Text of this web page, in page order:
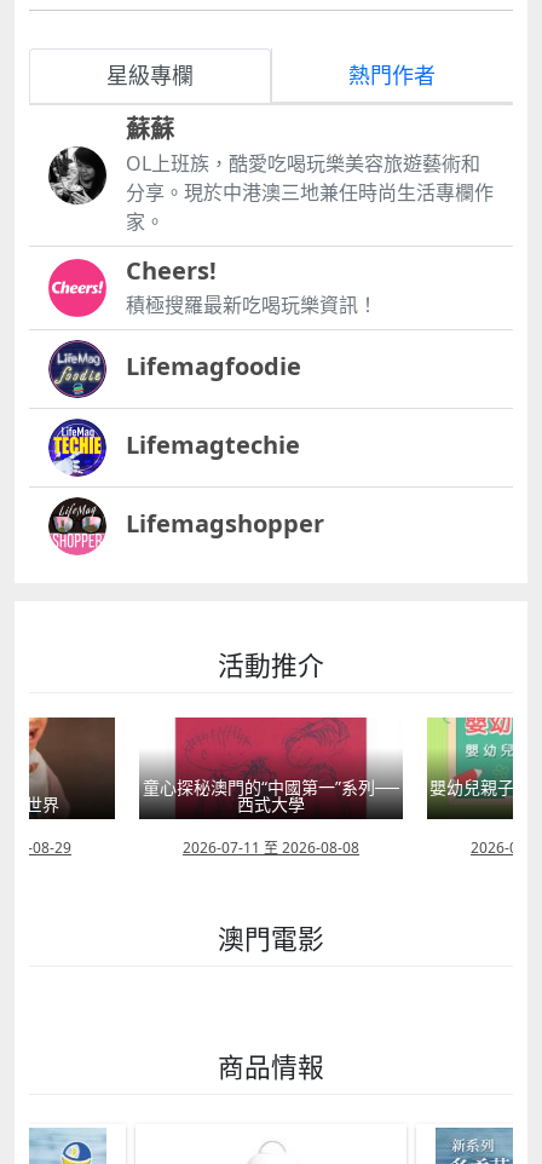
星級專欄 熱門作者
蘇蘇
OL上班族，酷愛吃喝玩樂美容旅遊藝術和
分享。現於中港澳三地兼任時尚生活專欄作
家。
Cheers!
積極搜羅最新吃喝玩樂資訊！
Lifemagfoodie
Lifemagtechie
Lifemagshopper
活動推介
第一”系列──
08-08
嬰幼兒親子閱讀推廣活動-嬰幼繪本
氹氹轉
2026-07-11 至 2026-08-23
方舟澳門藝術
匯
2026-08-
澳門電影
商品情報